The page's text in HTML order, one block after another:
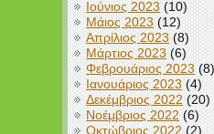
Ιούνιος 2023 (10)
Μάιος 2023 (12)
Απρίλιος 2023 (8)
Μάρτιος 2023 (6)
Φεβρουάριος 2023 (8)
Ιανουάριος 2023 (4)
Δεκέμβριος 2022 (20)
Νοέμβριος 2022 (6)
Οκτώβριος 2022 (2)